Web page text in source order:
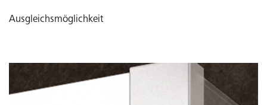
Ausgleichsmöglichkeit